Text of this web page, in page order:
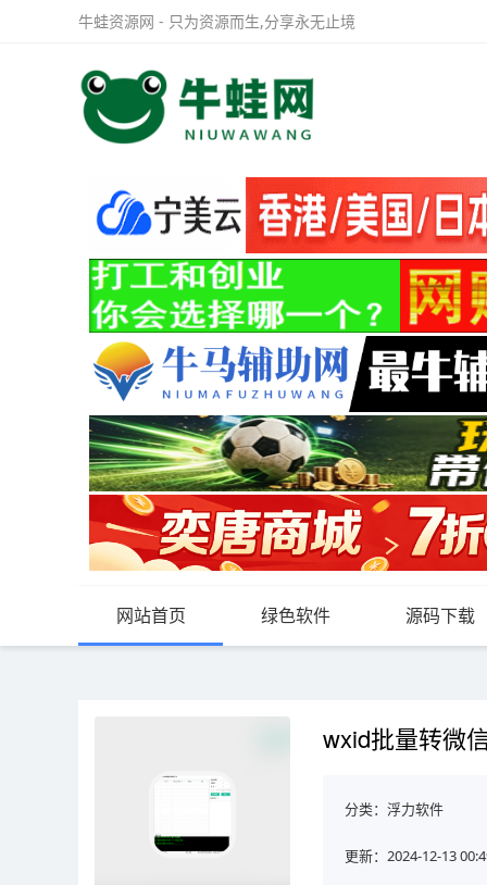
牛蛙资源网 - 只为资源而生,分享永无止境
网站首页 绿色软件 源码下载
wxid批量转微
分类： 浮力软件
更新：2024-12-13